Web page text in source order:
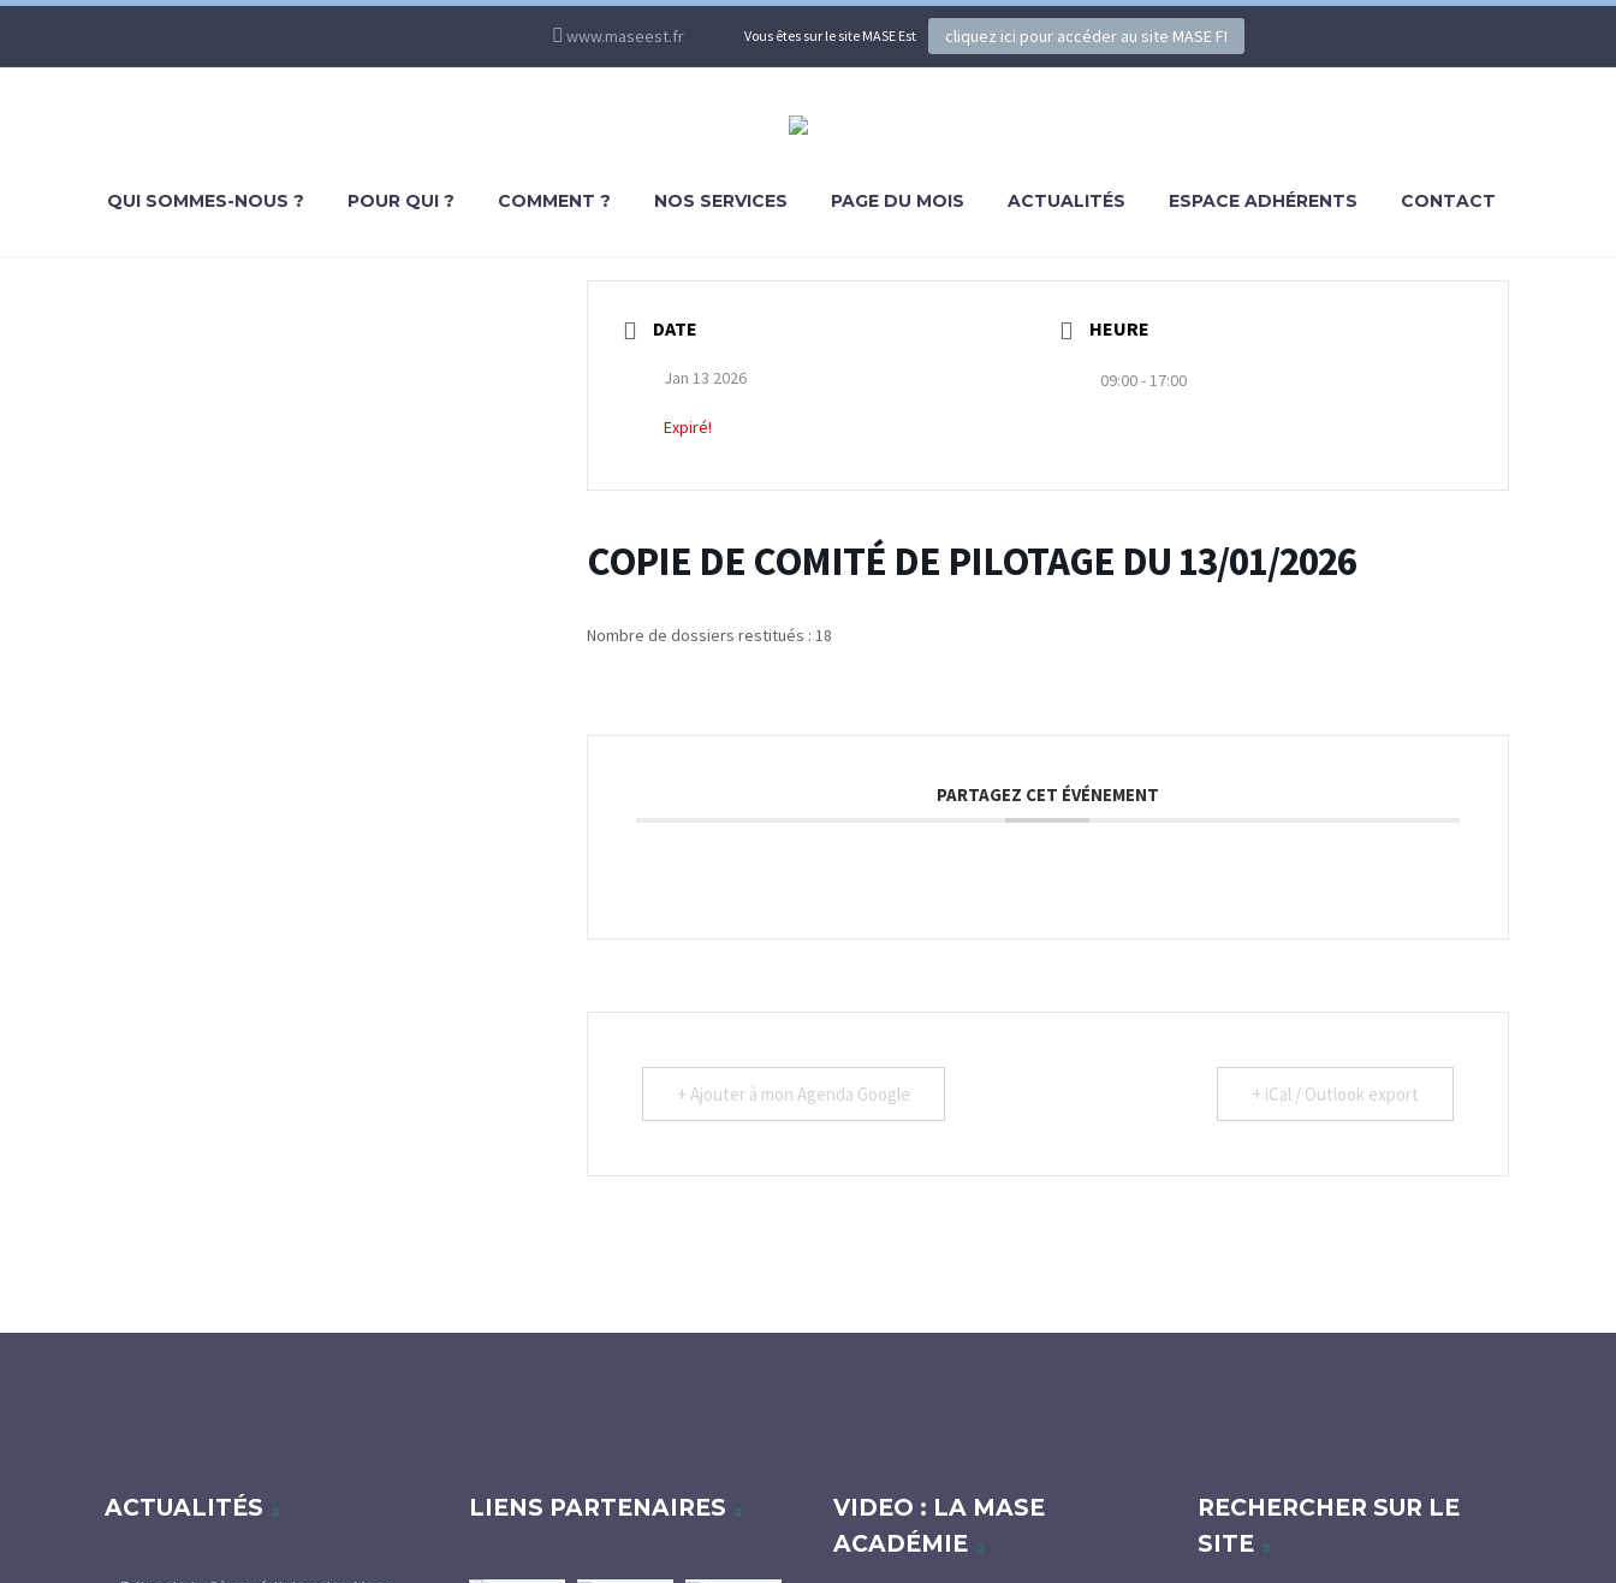
www.maseest.fr Vous êtes sur le site MASE Est cliquez ici pour accéder au site MASE FI
QUI SOMMES-NOUS ? POUR QUI ? COMMENT ? NOS SERVICES PAGE DU MOIS ACTUALITÉS ESPACE ADHÉRENTS CONTACT
DATE
Jan 13 2026
Expiré!
HEURE
09:00 - 17:00
COPIE DE COMITÉ DE PILOTAGE DU 13/01/2026
Nombre de dossiers restitués : 18
PARTAGEZ CET ÉVÉNEMENT
+ Ajouter à mon Agenda Google + iCal / Outlook export
ACTUALITÉS LIENS PARTENAIRES
VIDEO : LA MASE
ACADÉMIE
RECHERCHER SUR LE
SITE